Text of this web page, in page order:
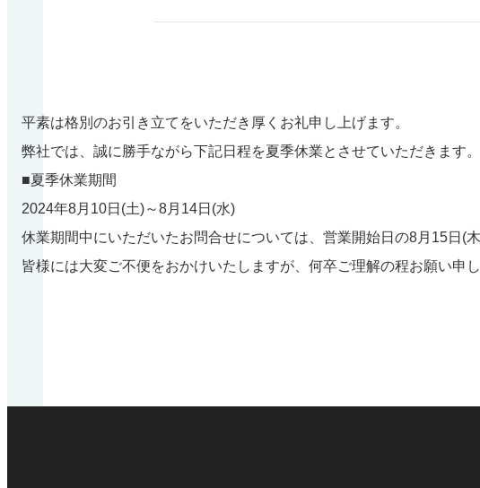
平素は格別のお引き立てをいただき厚くお礼申し上げます。
弊社では、誠に勝手ながら下記日程を夏季休業とさせていただきます。
■夏季休業期間
2024年8月10日(土)～8月14日(水)
休業期間中にいただいたお問合せについては、営業開始日の8月15日(
皆様には大変ご不便をおかけいたしますが、何卒ご理解の程お願い申し